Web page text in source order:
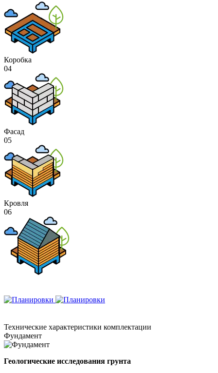
Коробка
04
Фасад
05
Кровля
06
Технические характеристики комплектации
Фундамент
Геологические исследования грунта